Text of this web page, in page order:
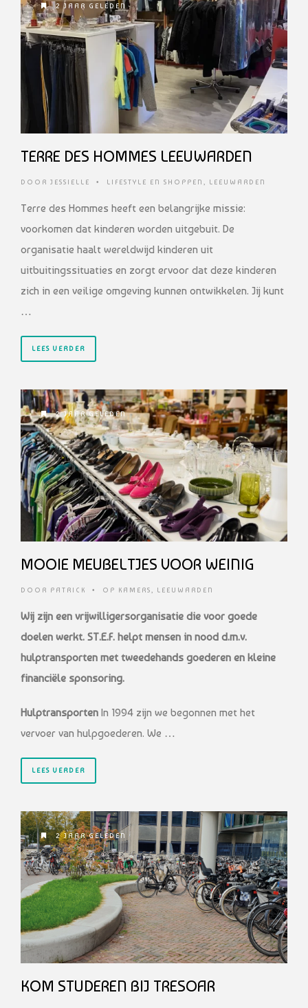
2 JAAR GELEDEN
TERRE DES HOMMES LEEUWARDEN
DOOR JESSIELLE • LIFESTYLE EN SHOPPEN , LEEUWARDEN
Terre des Hommes heeft een belangrijke missie:
voorkomen dat kinderen worden uitgebuit. De
organisatie haalt wereldwijd kinderen uit
uitbuitingssituaties en zorgt ervoor dat deze kinderen
zich in een veilige omgeving kunnen ontwikkelen. Jij kunt
…
LEES VERDER
2 JAAR GELEDEN
MOOIE MEUBELTJES VOOR WEINIG
DOOR PATRICK • OP KAMERS, LEEUWARDEN
Wij zijn een vrijwilligersorganisatie die voor goede
doelen werkt. ST.E.F. helpt mensen in nood d.m.v.
hulptransporten met tweedehands goederen en kleine
financiële sponsoring.
Hulptransporten In 1994 zijn we begonnen met het
vervoer van hulpgoederen. We …
LEES VERDER
2 JAAR GELEDEN
KOM STUDEREN BIJ TRESOAR